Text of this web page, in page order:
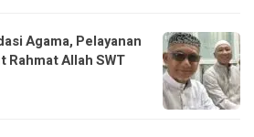
Agama, Pelayanan
Rahmat Allah SWT